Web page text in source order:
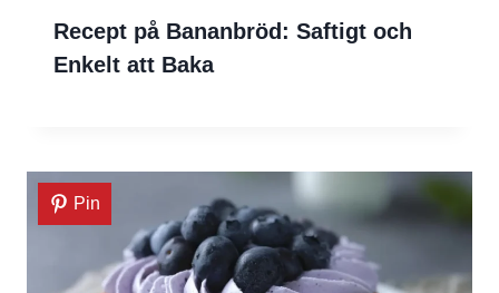
Recept på Bananbröd: Saftigt och
Enkelt att Baka
Pin